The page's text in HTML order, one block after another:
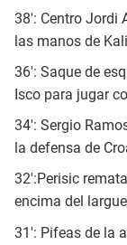
38': Centro Jordi
las manos de
36': Saque de
Isco para jugar
34': Sergio
la defensa de
32':Perisic
encima del
31': Pifeas de la